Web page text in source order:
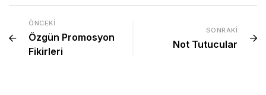
ÖNCEKI
Özgün Promosyon
Fikirleri
SONRAKI
Not Tutucular